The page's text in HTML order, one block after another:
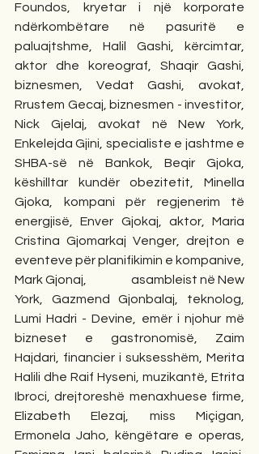
Foundos, kryetar i një korporate
ndërkombëtare në pasuritë e
paluajtshme, Halil Gashi, kërcimtar,
aktor dhe koreograf, Shaqir Gashi,
biznesmen, Vedat Gashi, avokat,
Rrustem Gecaj, biznesmen - investitor,
Nick Gjelaj, avokat në New York,
Enkelejda Gjini, specialiste e jashtme e
SHBA-së në Bankok, Beqir Gjoka,
këshilltar kundër obezitetit, Minella
Gjoka, kompani për regjenerim të
energjisë, Enver Gjokaj, aktor, Maria
Cristina Gjomarkaj Venger, drejton e
eventeve për planifikimin e kompanive,
Mark Gjonaj,                  asambleist në New
York, Gazmend Gjonbalaj, teknolog,
Lumi Hadri - Devine, emër i njohur më
bizneset e gastronomisë, Zaim
Hajdari, financier i suksesshëm, Merita
Halili dhe Raif Hyseni, muzikantë, Etrita
Ibroci, drejtoreshë menaxhuese firme,
Elizabeth Elezaj, miss Miçigan,
Ermonela Jaho, këngëtare e operas,